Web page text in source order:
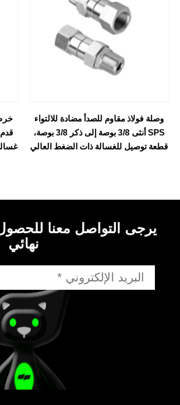
وصلة فولاذ مقاوم للصدأ مضادة للالتواء
SPS أنثى 3/8 بوصة إلى ذكر 3/8 بوصة،
قطعة توصيل للغسالة ذات الضغط العالي
يرجى التواصل معنا
نهائي